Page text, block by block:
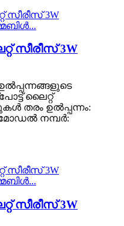
സീരീസ് 3W
ലൈറ്റ്
തരം ഉൽപ്പന്നം:
മോഡൽ നമ്പർ:
സീരീസ് 3W